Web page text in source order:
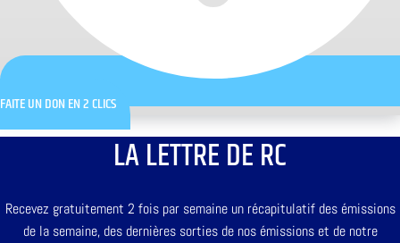
FAITE UN DON EN 2 CLICS
LA LETTRE DE RC
Recevez gratuitement 2 fois par semaine un récapitulatif des émissions
de la semaine, des dernières sorties de nos émissions et de notre